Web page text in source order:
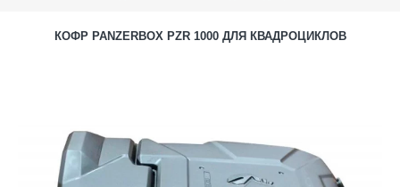
КОФР PANZERBOX PZR 1000 ДЛЯ КВАДРОЦИКЛОВ